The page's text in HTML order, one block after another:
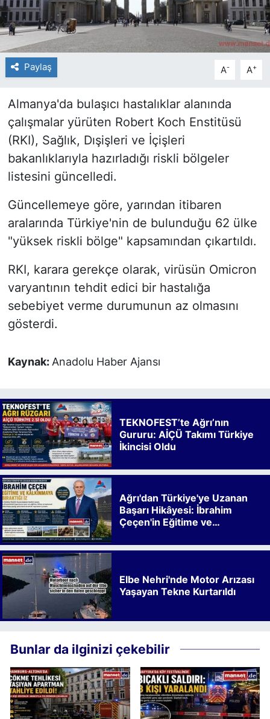
Paylaş A- A+
Almanya'da bulaşıcı hastalıklar alanında
çalışmalar yürüten Robert Koch Enstitüsü
(RKI), Sağlık, Dışişleri ve İçişleri
bakanlıklarıyla hazırladığı riskli bölgeler
listesini güncelledi.
Güncellemeye göre, yarından itibaren
aralarında Türkiye'nin de bulunduğu 62 ülke
"yüksek riskli bölge" kapsamından çıkartıldı.
RKI, karara gerekçe olarak, virüsün Omicron
varyantının tehdit edici bir hastalığa
sebebiyet verme durumunun az olmasını
gösterdi.
Kaynak:Anadolu Haber Ajansı
TEKNOFEST’te Ağrı’nın
Gururu: AİÇÜ Takımı Türkiye
İkincisi Oldu
Ağrı'dan Türkiye'ye Uzanan
Başarı Hikâyesi: İbrahim
Çeçen'in Eğitime ve
Elbe Nehri'nde Motor Arızası
Yaşayan Tekne Kurtarıldı
Bunlar da ilginizi çekebilir